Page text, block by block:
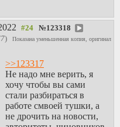
№123318
)
Показана уменьшенная копия, оригинал
>>123317
Не надо мне верить, я
хочу чтобы вы сами
стали разбираться в
работе смвоей тушки, а
не дрочить на новости,